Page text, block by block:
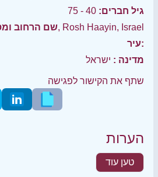
גיל חברים: 40 - 75
שם הרחובה' באייר, Rosh Haayin, Israel
עיר:
מדינה : ישראל
שתף את הקישור לפגישה
הערות
טען עוד